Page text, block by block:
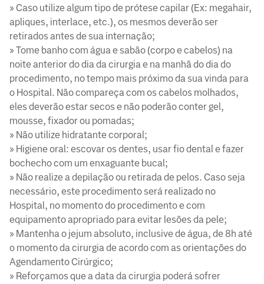
» Caso utilize algum tipo de prótese capilar (Ex: megahair,
apliques, interlace, etc.), os mesmos deverão ser
retirados antes de sua internação;
» Tome banho com água e sabão (corpo e cabelos) na
noite anterior do dia da cirurgia e na manhã do dia do
procedimento, no tempo mais próximo da sua vinda para
o Hospital. Não compareça com os cabelos molhados,
eles deverão estar secos e não poderão conter gel,
mousse, fixador ou pomadas;
» Não utilize hidratante corporal;
» Higiene oral: escovar os dentes, usar fio dental e fazer
bochecho com um enxaguante bucal;
» Não realize a depilação ou retirada de pelos. Caso seja
necessário, este procedimento será realizado no
Hospital, no momento do procedimento e com
equipamento apropriado para evitar lesões da pele;
» Mantenha o jejum absoluto, inclusive de água, de 8h até
o momento da cirurgia de acordo com as orientações do
Agendamento Cirúrgico;
» Reforçamos que a data da cirurgia poderá sofrer